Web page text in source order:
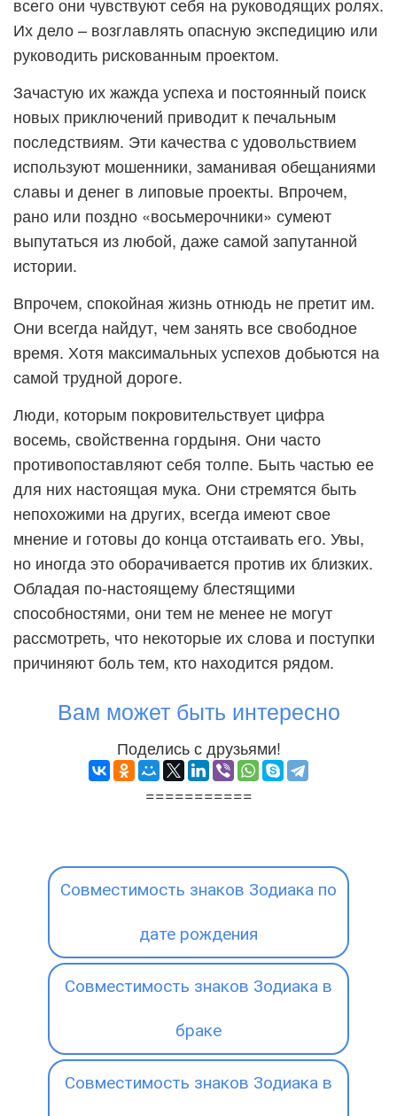
Их дело – возглавлять опасную экспедицию или
руководить рискованным проектом.
Зачастую их жажда успеха и постоянный поиск
новых приключений приводит к печальным
последствиям. Эти качества с удовольствием
используют мошенники, заманивая обещаниями
славы и денег в липовые проекты. Впрочем,
рано или поздно «восьмерочники» сумеют
выпутаться из любой, даже самой запутанной
истории.
Впрочем, спокойная жизнь отнюдь не претит им.
Они всегда найдут, чем занять все свободное
время. Хотя максимальных успехов добьются на
самой трудной дороге.
Люди, которым покровительствует цифра
восемь, свойственна гордыня. Они часто
противопоставляют себя толпе. Быть частью ее
для них настоящая мука. Они стремятся быть
непохожими на других, всегда имеют свое
мнение и готовы до конца отстаивать его. Увы,
но иногда это оборачивается против их близких.
Обладая по-настоящему блестящими
способностями, они тем не менее не могут
рассмотреть, что некоторые их слова и поступки
причиняют боль тем, кто находится рядом.
Вам может быть интересно
Поделись с друзьями!
===========
Совместимость знаков Зодиака по
дате рождения
Совместимость знаков Зодиака в
браке
Совместимость знаков Зодиака в